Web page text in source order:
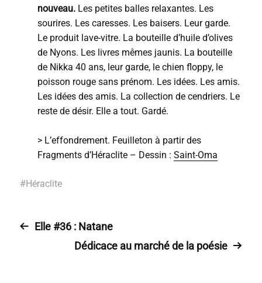
nouveau.Les petites balles relaxantes. Les
sourires. Les caresses. Les baisers. Leur garde.
Le produit lave-vitre. La bouteille d’huile d’olives
de Nyons. Les livres mêmesjaunis. La bouteille
de Nikka 40 ans, leur garde, le chien floppy, le
poisson rouge sans prénom. Les idées. Les amis.
Les idées des amis. La collection de cendriers. Le
reste de désir. Elle a tout. Gardé.
> L’effondrement. Feuilleton à partir des
Fragments d’Héraclite – Dessin : Saint-Oma
#Héraclite
Elle #36 : Natane
Dédicace au marché de la poésie